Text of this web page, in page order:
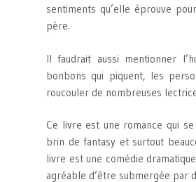
sentiments qu’elle éprouve
père.
Il faudrait aussi mentionner
bonbons qui piquent, les
roucouler de nombreuses
Ce livre est une romance qui
brin de fantasy et surtout
livre est une comédie
agréable d’être submergée par